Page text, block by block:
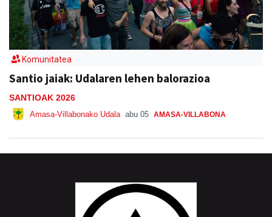
Komunitatea
Santio jaiak: Udalaren lehen balorazioa
SANTIOAK 2026
Amasa-Villabonako Udala abu 05 AMASA-VILLABONA